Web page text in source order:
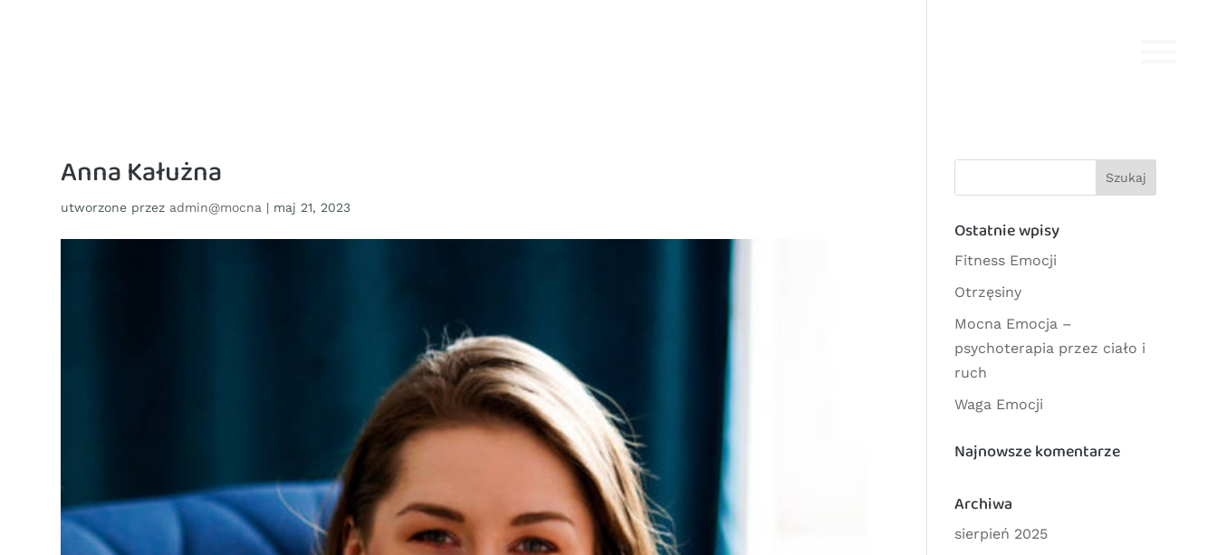
Anna Kałużna
utworzone przez admin@mocna | maj 21, 2023
Ostatnie wpisy
Fitness Emocji
Otrzęsiny
Mocna Emocja –
psychoterapia przez ciało i
ruch
Waga Emocji
Najnowsze komentarze
Archiwa
sierpień 2025